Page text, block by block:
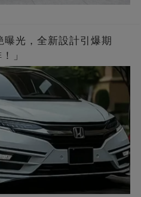
曝光，全新設計引爆期
」